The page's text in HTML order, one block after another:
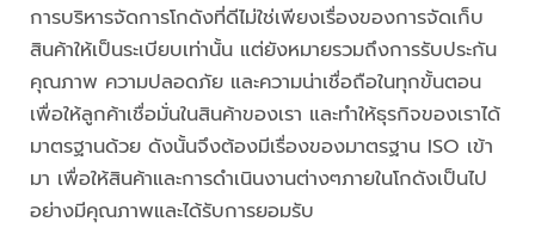
การบริหารจัดการโกดังที่ดีไม่ใช่เพียงเรื่องของการจัดเก็บ
สินค้าให้เป็นระเบียบเท่านั้น แต่ยังหมายรวมถึงการรับประกัน
คุณภาพ ความปลอดภัย และความน่าเชื่อถือในทุกขั้นตอน
เพื่อให้ลูกค้าเชื่อมั่นในสินค้าของเรา และทำให้ธุรกิจของเราได้
มาตรฐานด้วย ดังนั้นจึงต้องมีเรื่องของมาตรฐาน ISO เข้า
มา เพื่อให้สินค้าและการดำเนินงานต่างๆภายในโกดังเป็นไป
อย่างมีคุณภาพและได้รับการยอมรับ